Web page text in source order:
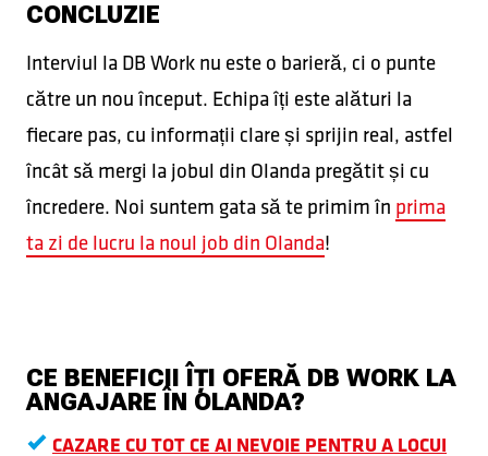
CONCLUZIE
Interviul la DB Work nu este o barieră, ci o punte
către un nou început. Echipa îți este alături la
fiecare pas, cu informații clare și sprijin real, astfel
încât să mergi la jobul din Olanda pregătit și cu
încredere. Noi suntem gata să te primim în prima
ta zi de lucru la noul job din Olanda!
CE BENEFICII ÎȚI OFERĂ DB WORK LA
ANGAJARE ÎN OLANDA?
CAZARE CU TOT CE AI NEVOIE PENTRU A LOCUI